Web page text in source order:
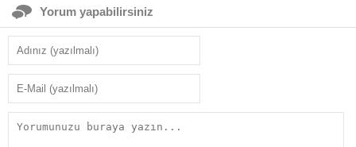
Yorum yapabilirsiniz